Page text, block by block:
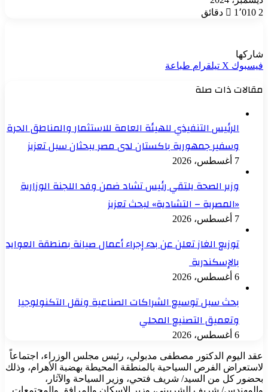
1٬010 2 دقائق
شاركها
فيسبوك ‫X تيلقرام طباعة
مقالات ذات صلة
الرئيس التنفيذي للهيئة العامة للاستثمار والمناطق الحرة
وسفير جمهورية باكستان لدى مصر يبحثان سبل تعزيز
7 أغسطس، 2026
وزير الصحة يلتقي رئيس تشاد ضمن وفد اللجنة الوزارية
«المصرية – التشادية» لبحث تعزيز
7 أغسطس، 2026
توزيع الغاز تعلن عن بدء إجراء أعمال صيانة بمنطقة العوايد
بالإسكندرية
6 أغسطس، 2026
بحث سبل توسيع الشراكات الصناعية ونقل التكنولوجيا
وتعميق التصنيع المحلي
6 أغسطس، 2026
عقد اليوم الدكتور مصطفى مدبولي، رئيس مجلس الوزراء، اجتماعاً
لاستعراض الفرص السياحية بالمنطقة المحيطة بهضبة الأهرام، وذلك
بحضور كل من السيد/ شريف فتحي، وزير السياحة والآثار،
والمهندس/ شريف الشربيني، وزير الإسكان والمرافق والمجتمعات